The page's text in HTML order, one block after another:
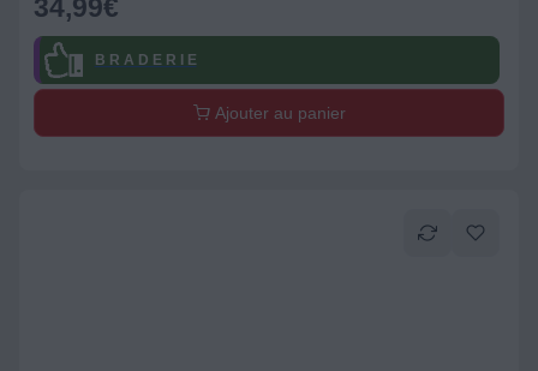
34,99€
B R A D E R I E
Ajouter au panier